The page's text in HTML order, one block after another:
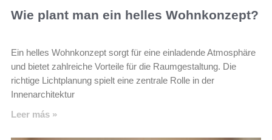
Wie plant man ein helles Wohnkonzept?
Ein helles Wohnkonzept sorgt für eine einladende Atmosphäre
und bietet zahlreiche Vorteile für die Raumgestaltung. Die
richtige Lichtplanung spielt eine zentrale Rolle in der
Innenarchitektur
Leer más »